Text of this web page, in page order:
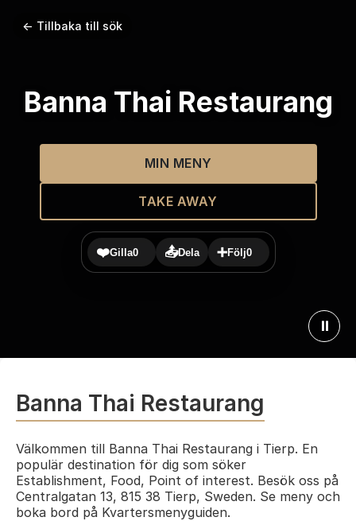
← Tillbaka till sök
Banna Thai Restaurang
MIN MENY
TAKE AWAY
❤️Gilla0 📤Dela ➕Följ0
⏸
Banna Thai Restaurang
Välkommen till Banna Thai Restaurang i Tierp. En
populär destination för dig som söker
Establishment, Food, Point of interest. Besök oss på
Centralgatan 13, 815 38 Tierp, Sweden. Se meny och
boka bord på Kvartersmenyguiden.